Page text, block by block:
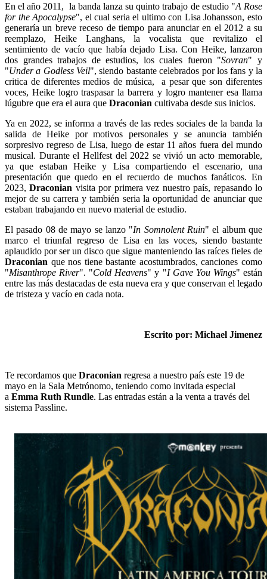
En el año 2011, la banda lanza su quinto trabajo de estudio "A Rose
for the Apocalypse", el cual seria el ultimo con Lisa Johansson, esto
generaría un breve receso de tiempo para anunciar en el 2012 a su
reemplazo, Heike Langhans, la vocalista que revitalizo el
sentimiento de vacío que había dejado Lisa. Con Heike, lanzaron
dos grandes trabajos de estudios, los cuales fueron "Sovran" y
"Under a Godless Veil", siendo bastante celebrados por los fans y la
critica de diferentes medios de música, a pesar que son diferentes
voces, Heike logro traspasar la barrera y logro mantener esa llama
lúgubre que era el aura que Draconian cultivaba desde sus inicios.
Ya en 2022, se informa a través de las redes sociales de la banda la
salida de Heike por motivos personales y se anuncia también
sorpresivo regreso de Lisa, luego de estar 11 años fuera del mundo
musical. Durante el Hellfest del 2022 se vivió un acto memorable,
ya que estaban Heike y Lisa compartiendo el escenario, una
presentación que quedo en el recuerdo de muchos fanáticos. En
2023,Draconian visita por primera vez nuestro país, repasando lo
mejor de su carrera y también seria la oportunidad de anunciar que
estaban trabajando en nuevo material de estudio.
El pasado 08 de mayo se lanzo "In Somnolent Ruin" el album que
marco el triunfal regreso de Lisa en las voces, siendo bastante
aplaudido por ser un disco que sigue manteniendo las raíces fieles de
Draconian que nos tiene bastante acostumbrados, canciones como
"Misanthrope River". "Cold Heavens" y "I Gave You Wings" están
entre las más destacadas de esta nueva era y que conservan el legado
de tristeza y vacío en cada nota.
Escrito por: Michael Jimenez
Te recordamos que Draconian regresa a nuestro país este 19 de
mayo en la Sala Metrónomo, teniendo como invitada especial
a Emma Ruth Rundle. Las entradas están a la venta a través del
sistema Passline.